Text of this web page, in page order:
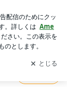
かりオフィシャ
ピ」Powered by
け取りまし
開く